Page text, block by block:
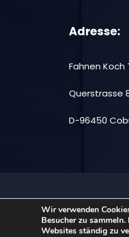
Adresse:
Fahnen Koch
Querstrasse
D-96450
Stolz
Wir verwenden
Besucher zu
Websites ständig zu